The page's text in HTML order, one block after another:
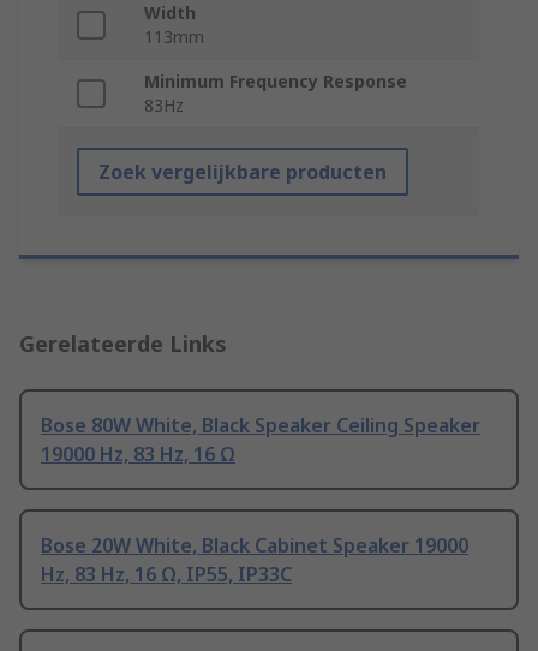
Width
113mm
Minimum Frequency Response
83Hz
Zoek vergelijkbare producten
Gerelateerde Links
Bose 80W White, Black Speaker Ceiling Speaker
19000 Hz, 83 Hz, 16 Ω
Bose 20W White, Black Cabinet Speaker 19000
Hz, 83 Hz, 16 Ω, IP55, IP33C